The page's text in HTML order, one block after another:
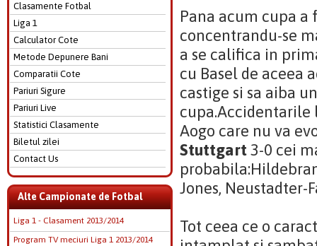
Clasamente Fotbal
Liga 1
Calculator Cote
Metode Depunere Bani
Comparatii Cote
Pariuri Sigure
Pariuri Live
Statistici Clasamente
Biletul zilei
Contact Us
Alte Campionate de Fotbal
Liga 1 - Clasament 2013/2014
Program TV meciuri Liga 1 2013/2014
Pana acum cupa
concentrandu-se
a se califica in
cu Basel de aceea
castige si sa aiba
Aogo care nu va
Stuttgart3-0 cei
Jones, Neustadter-
Tot ceea ce o